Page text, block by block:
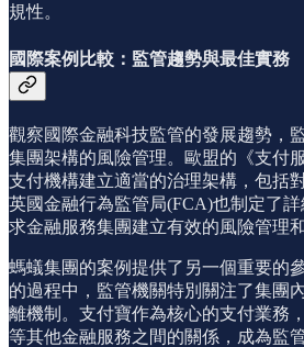
規性。
國際案例比較：監管趨勢與最佳實務
觀察國際金融科技監管的發展趨勢，
集團架構的風險管理。歐盟的《支付
支付機構建立適當的治理架構，包括
英國金融行為監管局(FCA)也制定了
求金融服務集團建立有效的風險管理
螞蟻集團的案例提供了另一個重要的
的過程中，監管機關特別關注了集團
離機制。支付寶作為核心的支付業務
等其他金融服務之間的關係，成為監